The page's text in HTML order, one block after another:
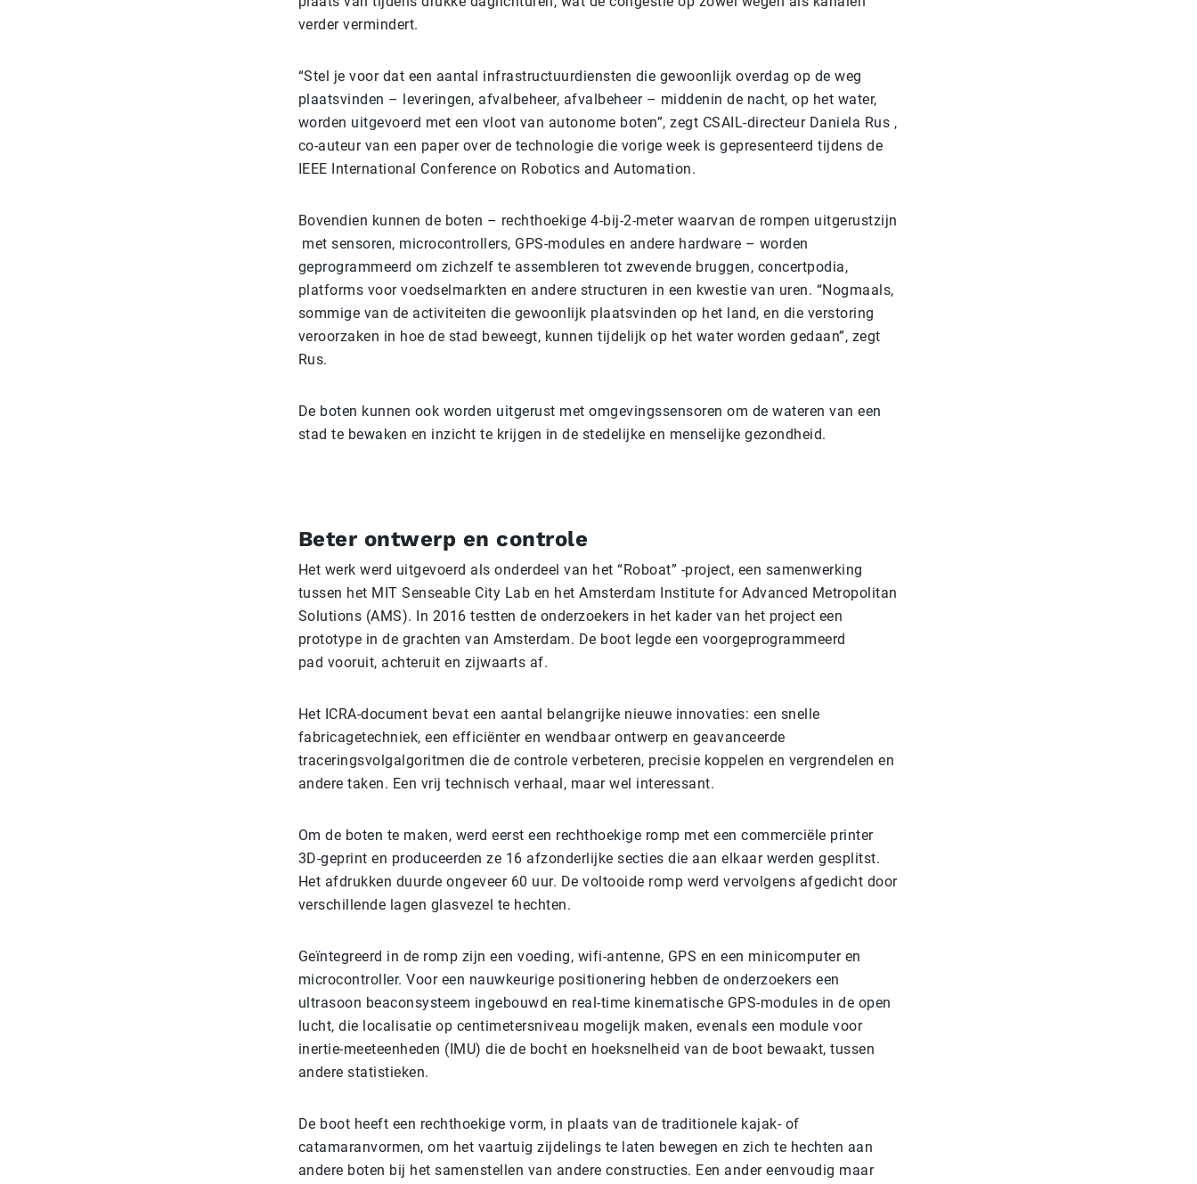
verder vermindert.
“Stel je voor dat een aantal infrastructuurdiensten die gewoonlijk overdag op de weg
plaatsvinden – leveringen, afvalbeheer, afvalbeheer – middenin de nacht, op het water,
worden uitgevoerd met een vloot van autonome boten”, zegt CSAIL-directeur Daniela Rus ,
co-auteur van een paper over de technologie die vorige week is gepresenteerd tijdens de
IEEE International Conference on Robotics and Automation.
Bovendien kunnen de boten – rechthoekige 4-bij-2-meter waarvan de rompen uitgerustzijn
met sensoren, microcontrollers, GPS-modules en andere hardware – worden
geprogrammeerd om zichzelf te assembleren tot zwevende bruggen, concertpodia,
platforms voor voedselmarkten en andere structuren in een kwestie van uren. “Nogmaals,
sommige van de activiteiten die gewoonlijk plaatsvinden op het land, en die verstoring
veroorzaken in hoe de stad beweegt, kunnen tijdelijk op het water worden gedaan”, zegt
Rus.
De boten kunnen ook worden uitgerust met omgevingssensoren om de wateren van een
stad te bewaken en inzicht te krijgen in de stedelijke en menselijke gezondheid.
Beter ontwerp en controle
Het werk werd uitgevoerd als onderdeel van het “Roboat” -project, een samenwerking
tussen het MIT Senseable City Lab en het Amsterdam Institute for Advanced Metropolitan
Solutions (AMS). In 2016 testten de onderzoekers in het kader van het project een
prototype in de grachten van Amsterdam. De boot legde een voorgeprogrammeerd
pad vooruit, achteruit en zijwaarts af.
Het ICRA-document bevat een aantal belangrijke nieuwe innovaties: een snelle
fabricagetechniek, een efficiënter en wendbaar ontwerp en geavanceerde
traceringsvolgalgoritmen die de controle verbeteren, precisie koppelen en vergrendelen en
andere taken. Een vrij technisch verhaal, maar wel interessant.
Om de boten te maken, werd eerst een rechthoekige romp met een commerciële printer
3D-geprint en produceerden ze 16 afzonderlijke secties die aan elkaar werden gesplitst.
Het afdrukken duurde ongeveer 60 uur. De voltooide romp werd vervolgens afgedicht door
verschillende lagen glasvezel te hechten.
Geïntegreerd in de romp zijn een voeding, wifi-antenne, GPS en een minicomputer en
microcontroller. Voor een nauwkeurige positionering hebben de onderzoekers een
ultrasoon beaconsysteem ingebouwd en real-time kinematische GPS-modules in de open
lucht, die localisatie op centimetersniveau mogelijk maken, evenals een module voor
inertie-meeteenheden (IMU) die de bocht en hoeksnelheid van de boot bewaakt, tussen
andere statistieken.
De boot heeft een rechthoekige vorm, in plaats van de traditionele kajak- of
catamaranvormen, om het vaartuig zijdelings te laten bewegen en zich te hechten aan
andere boten bij het samenstellen van andere constructies. Een ander eenvoudig maar